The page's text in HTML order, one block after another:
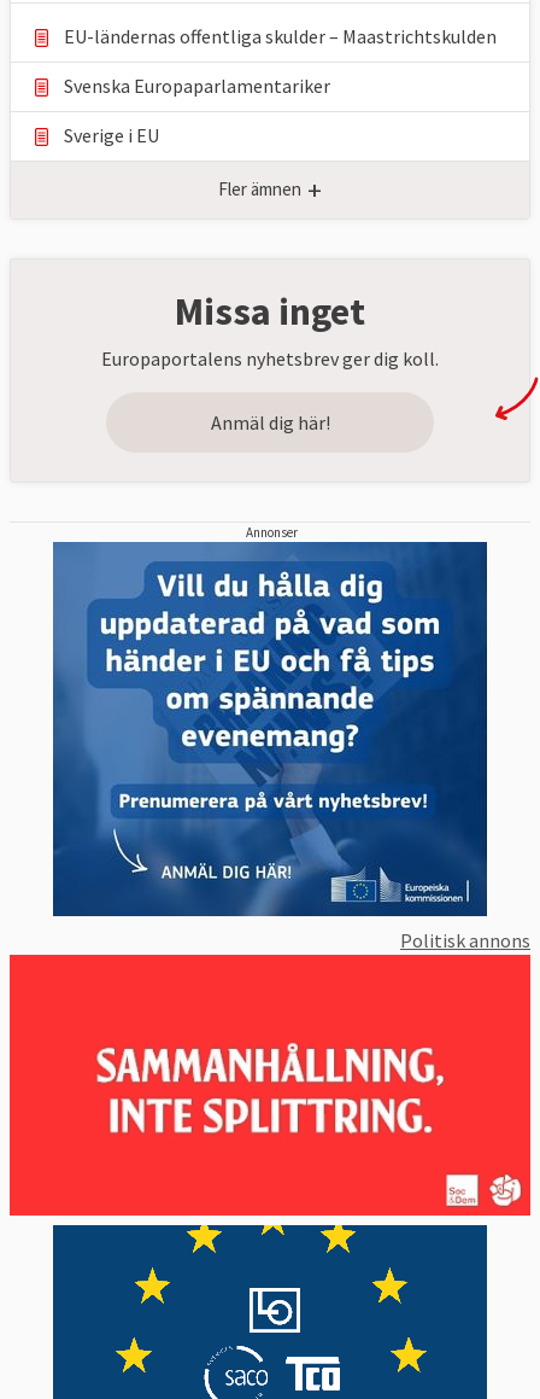
EU-ländernas offentliga skulder – Maastrichtskulden
Svenska Europaparlamentariker
Sverige i EU
Fler ämnen +
Missa inget
Europaportalens nyhetsbrev ger dig koll.
Anmäl dig här!
Annonser
Politisk annons